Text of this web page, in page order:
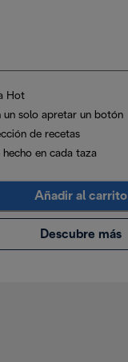
Hot
un solo apretar un botón
de recetas
en cada taza
Añadir al carrito
Descubre más